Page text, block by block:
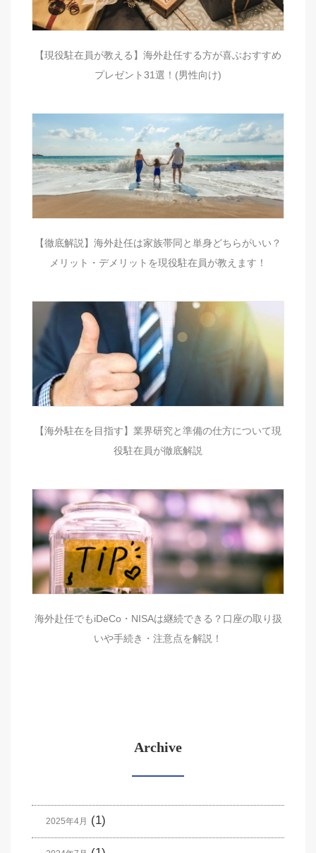
【現役駐在員が教える】海外赴任する方が喜ぶおすすめ
プレゼント31選！(男性向け)
【徹底解説】海外赴任は家族帯同と単身どちらがいい？
メリット・デメリットを現役駐在員が教えます！
【海外駐在を目指す】業界研究と準備の仕方について現
役駐在員が徹底解説
海外赴任でもiDeCo・NISAは継続できる？口座の取り扱
いや手続き・注意点を解説！
Archive
2025年4月 (1)